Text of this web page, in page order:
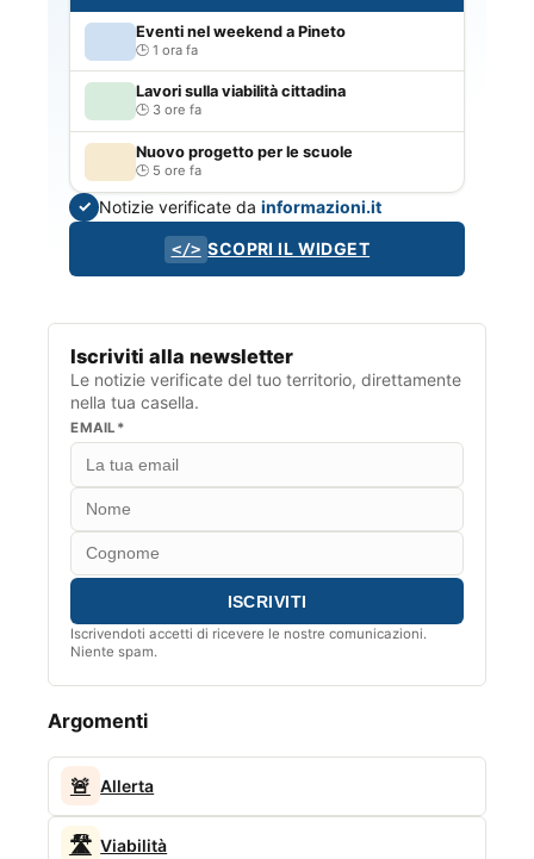
Eventi nel weekend a Pineto
1 ora fa
Lavori sulla viabilità cittadina
3 ore fa
Nuovo progetto per le scuole
5 ore fa
✓ Notizie verificate dainformazioni.it
</> SCOPRI IL WIDGET
Iscriviti alla newsletter
Le notizie verificate del tuo territorio, direttamente
nella tua casella.
EMAIL*
Iscrivendoti accetti di ricevere le nostre comunicazioni.
Niente spam.
Argomenti
🚨 Allerta
🛣️ Viabilità